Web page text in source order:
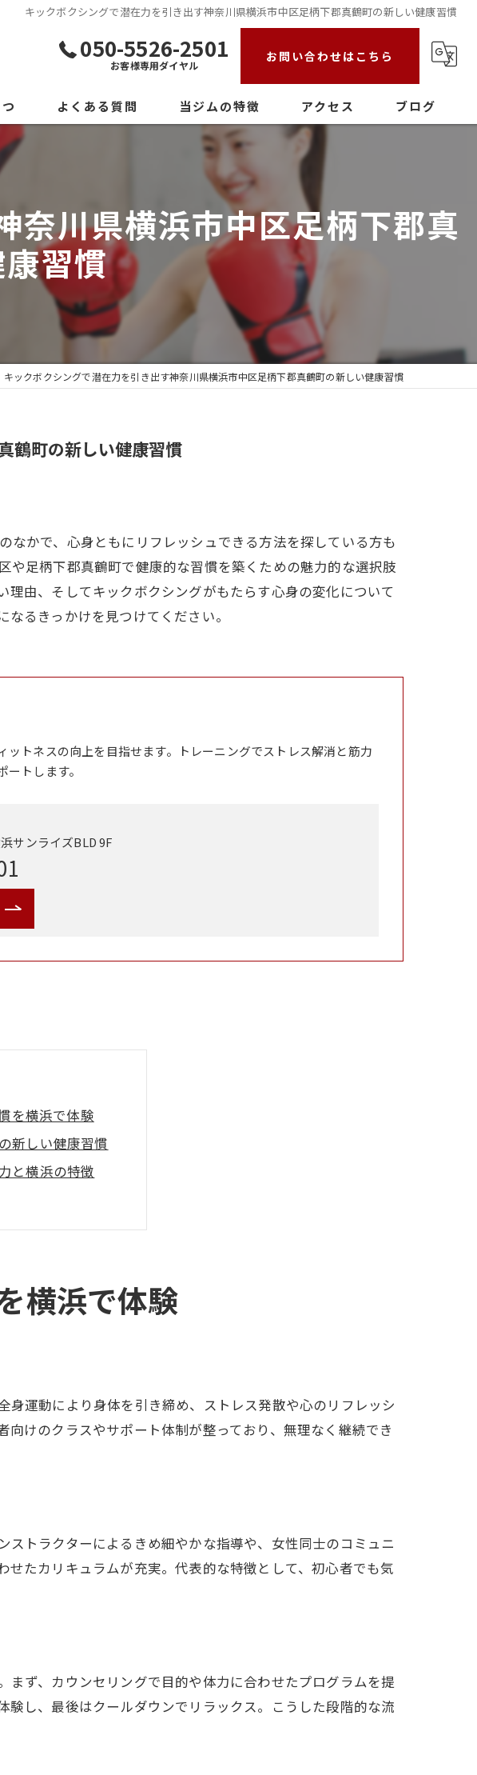
キックボクシングで潜在力を引き出す神奈川県横浜市中区足柄下郡真鶴町の新しい健康習慣
050-5526-2501
お客様専用ダイヤル
お問い合わせはこちら
よくある質問 当ジムの特徴
初心者
ダイエット
ストレス発散
パーソナル
アクセス ブログ
奈川県横浜市中区足柄下郡真
習慣
キックボクシングで潜在力を引き出す神奈川県横浜市中区足柄下郡真鶴町の新しい健康習慣
鶴町の新しい健康習慣
かで、心身ともにリフレッシュできる方法を探している方も
足柄下郡真鶴町で健康的な習慣を築くための魅力的な選択肢
由、そしてキックボクシングがもたらす心身の変化について
るきっかけを見つけてください。
トネスの向上を目指せます。トレーニングでストレス解消と筋力
トします。
サンライズBLD 9F
を横浜で体験
新しい健康習慣
と横浜の特徴
験の流れ
シングジム選び
に過ごすコツ
方ガイド
るポイント紹介
グを探すコツ
の特徴
心構えとは
力とは
出す理由
グの効果
グの魅力解説
クシング法
クシング体験
クシングの魅力
横浜で体験
運動により身体を引き締め、ストレス発散や心のリフレッシ
けのクラスやサポート体制が整っており、無理なく継続でき
トラクターによるきめ細やかな指導や、女性同士のコミュニ
たカリキュラムが充実。代表的な特徴として、初心者でも気
ず、カウンセリングで目的や体力に合わせたプログラムを提
し、最後はクールダウンでリラックス。こうした段階的な流